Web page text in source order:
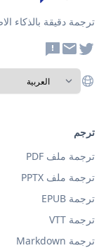
ترجمة دقيقة بالذكاء
ترجم
ترجمة ملف PDF
ترجمة ملف PPTX
ترجمة EPUB
ترجمة VTT
ترجمة Markdown